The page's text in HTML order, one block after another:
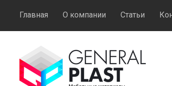
Главная О компании Статьи